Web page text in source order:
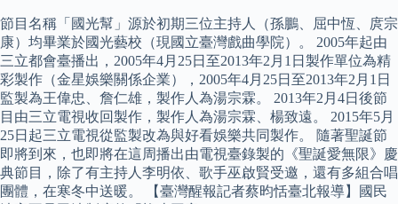
節目名稱「國光幫」源於初期三位主持人（孫鵬、屈中恆、庹宗
康）均畢業於國光藝校（現國立臺灣戲曲學院）。 2005年起由
三立都會臺播出，2005年4月25日至2013年2月1日製作單位為精
彩製作（金星娛樂關係企業），2005年4月25日至2013年2月1日
監製為王偉忠、詹仁雄，製作人為湯宗霖。 2013年2月4日後節
目由三立電視收回製作，製作人為湯宗霖、楊致遠。 2015年5月
25日起三立電視從監製改為與好看娛樂共同製作。 隨著聖誕節
即將到來，也即將在這周播出由電視臺錄製的《聖誕愛無限》慶
典節目，除了有主持人李明依、歌手巫啟賢受邀，還有多組合唱
團體，在寒冬中送暖。 【臺灣醒報記者蔡昀恬臺北報導】國民